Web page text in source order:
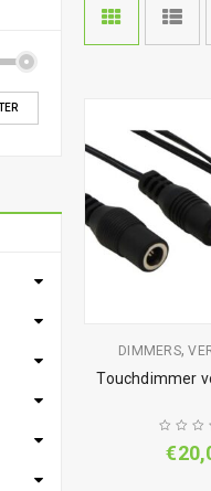
DIMMERS,
Touchdimmer
€